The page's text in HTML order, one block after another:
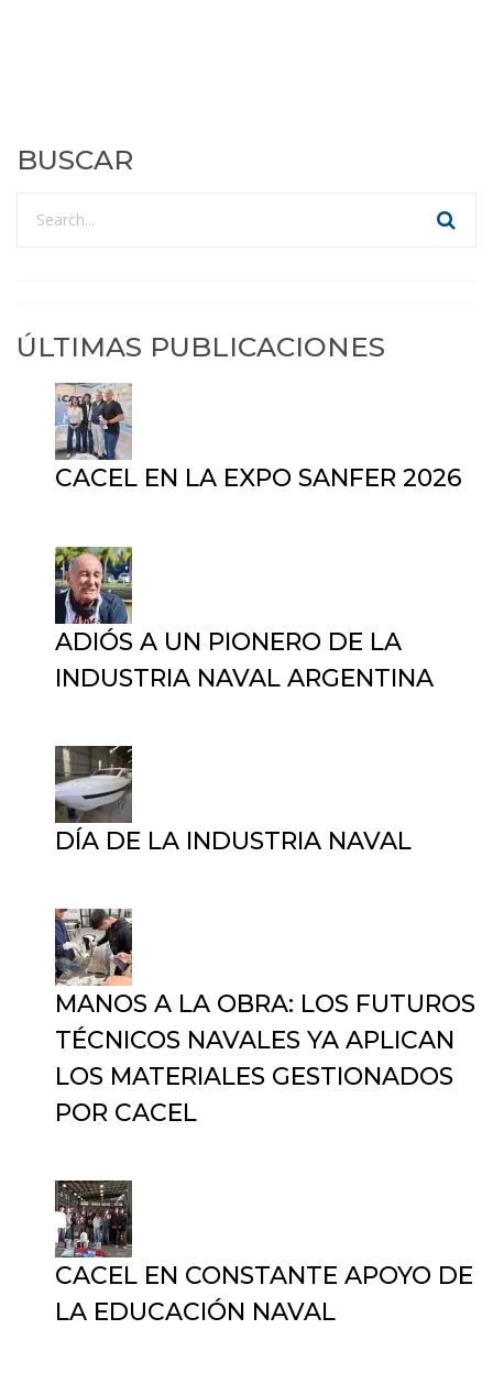
BUSCAR
ÚLTIMAS PUBLICACIONES
CACEL EN LA EXPO SANFER 2026
ADIÓS A UN PIONERO DE LA
INDUSTRIA NAVAL ARGENTINA
DÍA DE LA INDUSTRIA NAVAL
MANOS A LA OBRA: LOS FUTUROS
TÉCNICOS NAVALES YA APLICAN
LOS MATERIALES GESTIONADOS
POR CACEL
CACEL EN CONSTANTE APOYO DE
LA EDUCACIÓN NAVAL